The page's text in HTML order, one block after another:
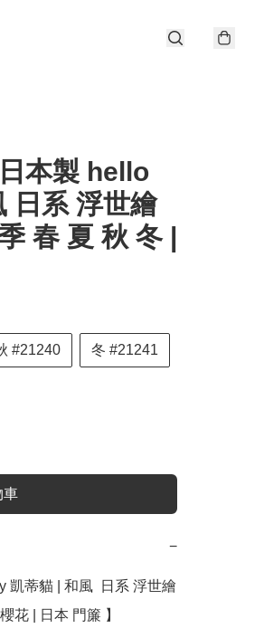
本製 hello
日系 浮世繪
春 夏 秋 冬 |
#21240 冬 #21241
車
−
凱蒂貓 | 和風  日系 浮世繪
花 | 日本 門簾 】